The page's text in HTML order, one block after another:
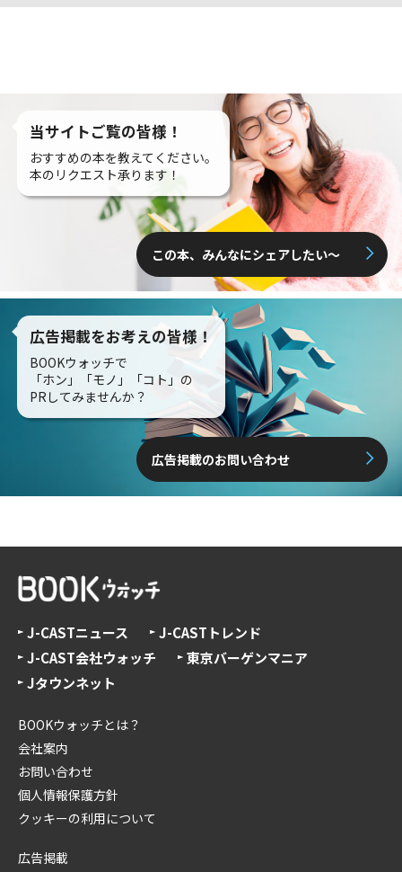
当サイトご覧の皆様！
おすすめの本を教えてください。
本のリクエスト承ります！
この本、みんなにシェアしたい〜
広告掲載をお考えの皆様！
BOOKウォッチで
「ホン」「モノ」「コト」の
PRしてみませんか？
広告掲載のお問い合わせ
J-CASTニュース
J-CASTトレンド
J-CAST会社ウォッチ
東京バーゲンマニア
Jタウンネット
BOOKウォッチとは？
会社案内
お問い合わせ
個人情報保護方針
クッキーの利用について
広告掲載